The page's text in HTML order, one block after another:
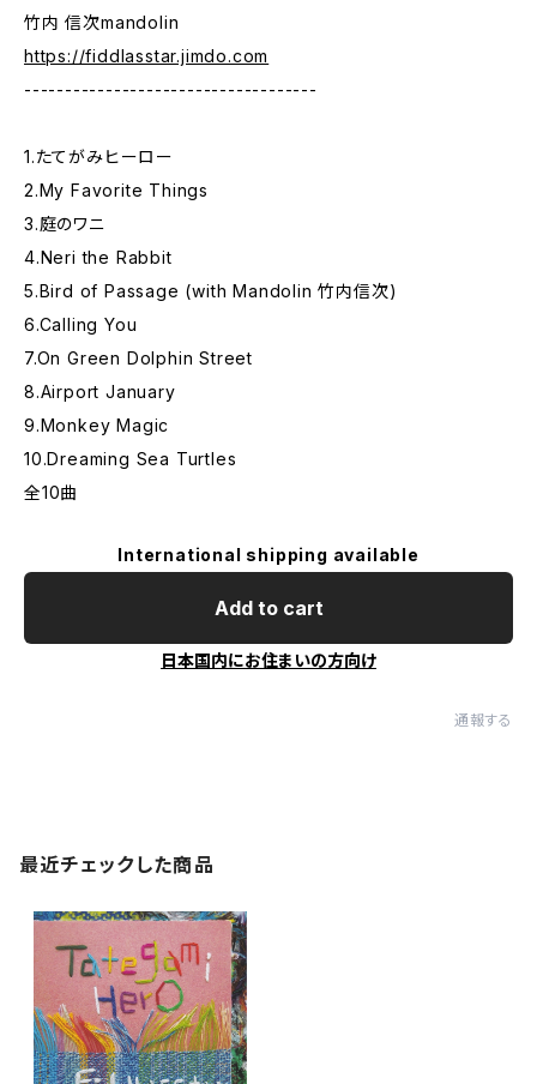
竹内 信次mandolin
https://fiddlasstar.jimdo.com
------------------------------------
1.たてがみヒーロー
2.My Favorite Things
3.庭のワニ
4.Neri the Rabbit
5.Bird of Passage (with Mandolin 竹内信次)
6.Calling You
7.On Green Dolphin Street
8.Airport January
9.Monkey Magic
10.Dreaming Sea Turtles
全10曲
International shipping available
Add to cart
日本国内にお住まいの方向け
通報する
最近チェックした商品